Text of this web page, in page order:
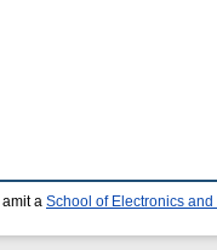
amit a School of Electronics